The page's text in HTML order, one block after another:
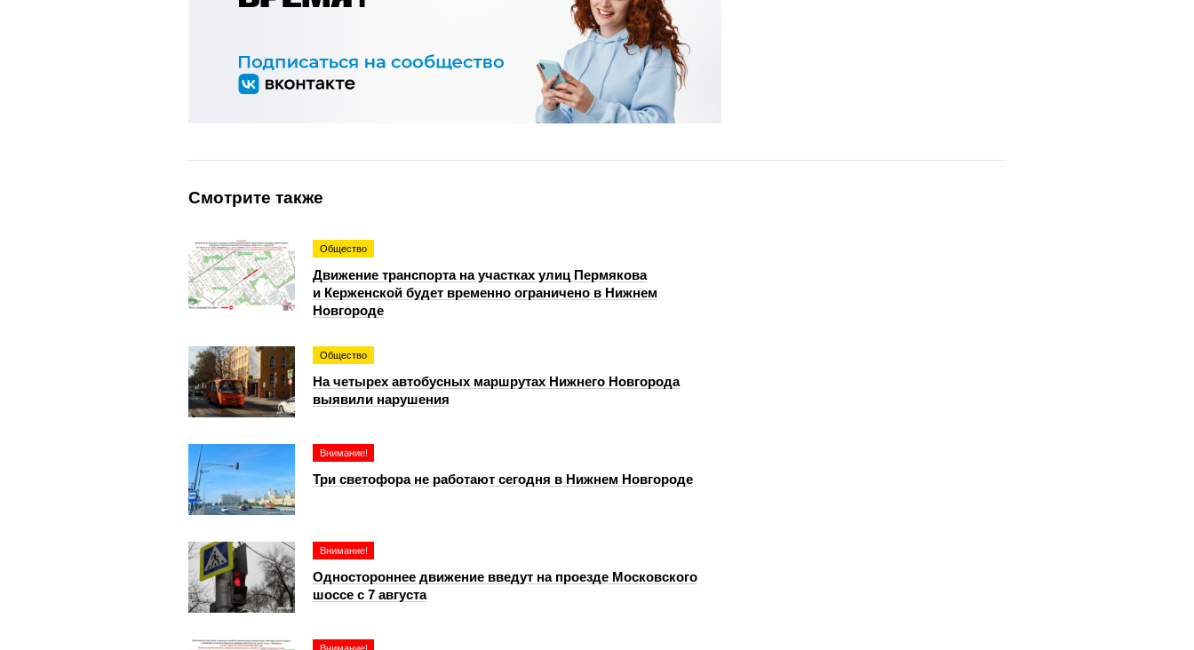
Смотрите также
Общество
Движение транспорта на участках улиц Пермякова
и Керженской будет временно ограничено в Нижнем
Новгороде
Общество
На четырех автобусных маршрутах Нижнего Новгорода
выявили нарушения
Внимание!
Три светофора не работают сегодня в Нижнем Новгороде
Внимание!
Одностороннее движение введут на проезде Московского
шоссе с 7 августа